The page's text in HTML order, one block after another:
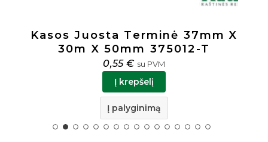
X
Kasos Juosta Terminė
40m X 60mm 286012-T
0,55